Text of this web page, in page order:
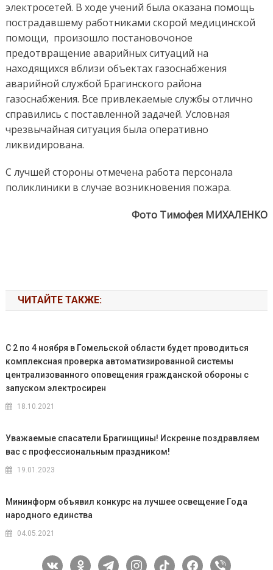
электросетей. В ходе учений была оказана помощь
пострадавшему работниками скорой медицинской
помощи, произошло постановочоное
предотвращение аварийных ситуаций на
находящихся вблизи объектах газоснабжения
аварийной службой Брагинского района
газоснабжения. Все привлекаемые службы отлично
справились с поставленной задачей. Условная
чрезвычайная ситуация была оперативно
ликвидирована.
С лучшей стороны отмечена работа персонала
поликлиники в случае возникновения пожара.
Фото Тимофея МИХАЛЕНКО
ЧИТАЙТЕ ТАКЖЕ:
С 2 по 4 ноября в Гомельской области будет проводиться
комплексная проверка автоматизированной системы
централизованного оповещения гражданской обороны с
запуском электросирен
18.10.2021
Уважаемые спасатели Брагинщины! Искренне поздравляем
вас с профессиональным праздником!
19.01.2023
Мининформ объявил конкурс на лучшее освещение Года
народного единства
04.05.2021
vkontakteodnoklassniki
telegraminstagram
tiktok facebook
viber